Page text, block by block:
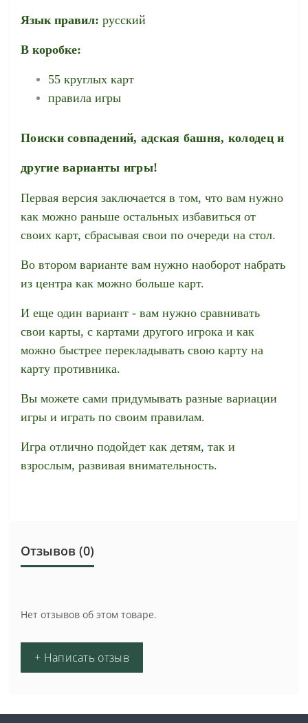
Язык правил: русский
В коробке:
55 круглых карт
правила игры
Поиски совпадений, адская башня, колодец и
другие варианты игры!
Первая версия заключается в том, что вам нужно
как можно раньше остальных избавиться от
своих карт, сбрасывая свои по очереди на стол.
Во втором варианте вам нужно наоборот набрать
из центра как можно больше карт.
И еще один вариант - вам нужно сравнивать
свои карты, с картами другого игрока и как
можно быстрее перекладывать свою карту на
карту противника.
Вы можете сами придумывать разные вариации
игры и играть по своим правилам.
Игра отлично подойдет как детям, так и
взрослым, развивая внимательность.
Отзывов (0)
Нет отзывов об этом товаре.
+ Написать отзыв